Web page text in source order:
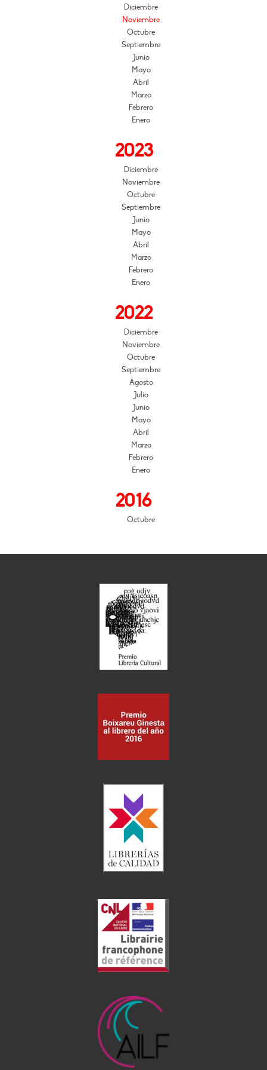
Diciembre
Noviembre
Octubre
Septiembre
Junio
Mayo
Abril
Marzo
Febrero
Enero
2023
Diciembre
Noviembre
Octubre
Septiembre
Junio
Mayo
Abril
Marzo
Febrero
Enero
2022
Diciembre
Noviembre
Octubre
Septiembre
Agosto
Julio
Junio
Mayo
Abril
Marzo
Febrero
Enero
2016
Octubre